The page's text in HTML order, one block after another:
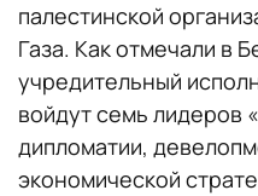
палестинской
Газа. Как отмечали в
учредительный
войдут семь лидеров
дипломатии,
экономической